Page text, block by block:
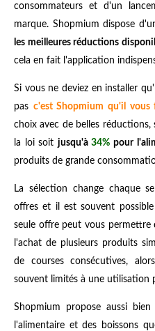
consommateurs et d'un
marque. Shopmium dispose
les meilleures réductions
cela en fait l'application
Si vous ne deviez en installer
pas c'est Shopmium qu'il vous
choix avec de belles
la loi soit jusqu'à34% pour
produits de grande
La sélection change chaque
offres et il est souvent
seule offre peut vous
l'achat de plusieurs produits
de courses consécutives,
souvent limités à une utilisation
Shopmium propose aussi
l'alimentaire et des boissons